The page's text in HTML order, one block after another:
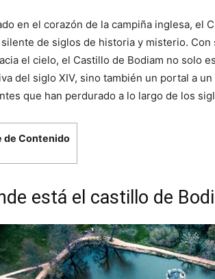
en el corazón de la campiña inglesa, el
de siglos de historia y misterio.
el cielo, el Castillo de Bodiam no solo
del siglo XIV, sino también un portal a
que han perdurado a lo largo de los
de Contenido
está el castillo de